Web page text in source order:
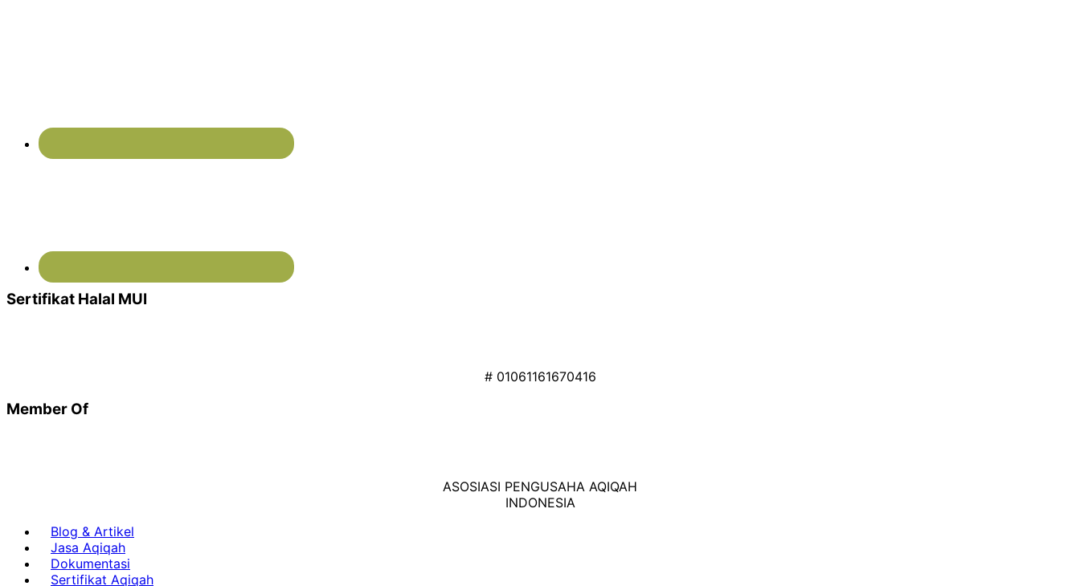
Sertifikat Halal MUI
# 01061161670416
Member Of
ASOSIASI PENGUSAHA AQIQAH
INDONESIA
Blog & Artikel
Jasa Aqiqah
Dokumentasi
Sertifikat Aqiqah